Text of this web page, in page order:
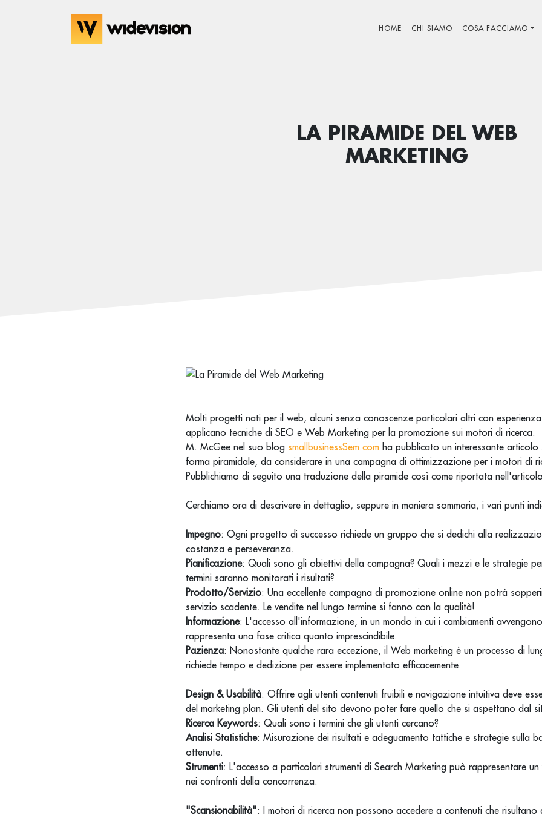
HOME CHI SIAMO COSA FACCIAMO
LA PIRAMIDE DEL WEB
MARKETING
Molti progetti nati per il web, alcuni senza conoscenze particolari altri con
applicano tecniche di SEO e Web Marketing per la promozione sui motori di ricerca.
M. McGee nel suo blog smallbusinessSem.com ha pubblicato un interessante articolo
forma piramidale, da considerare in una campagna di ottimizzazione per i motori di
Pubblichiamo di seguito una traduzione della piramide così come riportata
Cerchiamo ora di descrivere in dettaglio, seppure in maniera sommaria, i vari punti
Impegno: Ogni progetto di successo richiede un gruppo che si dedichi alla
costanza e perseveranza.
Pianificazione: Quali sono gli obiettivi della campagna? Quali i mezzi e le strategie
termini saranno monitorati i risultati?
Prodotto/Servizio: Una eccellente campagna di promozione online non potrà
servizio scadente. Le vendite nel lungo termine si fanno con la qualità!
Informazione: L'accesso all'informazione, in un mondo in cui i cambiamenti
rappresenta una fase critica quanto imprescindibile.
Pazienza: Nonostante qualche rara eccezione, il Web marketing è un processo di
richiede tempo e dedizione per essere implementato efficacemente.
Design & Usabilità: Offrire agli utenti contenuti fruibili e navigazione intuitiva deve
del marketing plan. Gli utenti del sito devono poter fare quello che si aspettano dal
Ricerca Keywords: Quali sono i termini che gli utenti cercano?
Analisi Statistiche: Misurazione dei risultati e adeguamento tattiche e strategie sulla
ottenute.
Strumenti: L'accesso a particolari strumenti di Search Marketing può rappresentare
nei confronti della concorrenza.
"Scansionabilità": I motori di ricerca non possono accedere a contenuti che risultano